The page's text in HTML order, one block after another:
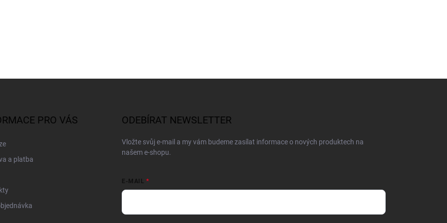
PRO VÁS
a platba
ODEBÍRAT NEWSLETTER
Vložte svůj e-mail a my vám budeme zasílat informace o nových produktech na
našem e-shopu.
E-MAIL